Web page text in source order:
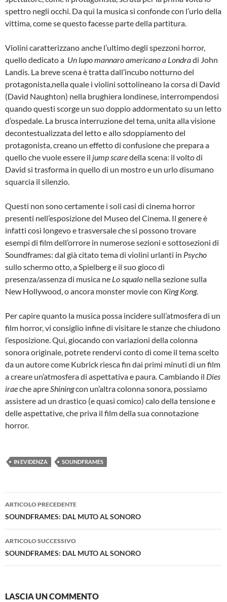
spettro negli occhi. Da qui la musica si confonde con l’urlo della
vittima, come se questo facesse parte della partitura.
Violini caratterizzano anche l’ultimo degli spezzoni horror,
quello dedicato a Un lupo mannaro americano a Londradi John
Landis. La breve scena è tratta dall’incubo notturno del
protagonista,nella quale i violini sottolineano la corsa di David
(David Naughton) nella brughiera londinese, interrompendosi
quando questi scorge un suo doppio addormentato su un letto
d’ospedale. La brusca interruzione del tema, unita alla visione
decontestualizzata del letto e allo sdoppiamento del
protagonista, creano un effetto di confusione che prepara a
quello che vuole essere il jump scaredella scena: il volto di
David si trasforma in quello di un mostro e un urlo disumano
squarcia il silenzio.
Questi non sono certamente i soli casi di cinema horror
presenti nell’esposizione del Museo del Cinema. Il genere è
infatti così longevo e trasversale che si possono trovare
esempi di film dell’orrore in numerose sezioni e sottosezioni di
Soundframes: dal già citato tema di violini urlanti in Psycho
sullo schermo otto, a Spielberg e il suo gioco di
presenza/assenza di musica ne Lo squalo nella sezione sulla
New Hollywood, o ancora monster movie con King Kong.
Per capire quanto la musica possa incidere sull’atmosfera di un
film horror, vi consiglio infine di visitare le stanze che chiudono
l’esposizione. Qui, giocando con variazioni della colonna
sonora originale, potrete rendervi conto di come il tema scelto
da un autore come Kubrick riesca fin dai primi minuti di un film
a creare un’atmosfera di aspettativa e paura. Cambiando il Dies
iraeche apre Shiningcon un’altra colonna sonora, possiamo
assistere ad un drastico (e quasi comico) calo della tensione e
delle aspettative, che priva il film della sua connotazione
horror.
IN EVIDENZA SOUNDFRAMES
Navigazione
articolo
ARTICOLO PRECEDENTE
SOUNDFRAMES: DAL MUTO AL SONORO
ARTICOLO SUCCESSIVO
SOUNDFRAMES: DAL MUTO AL SONORO
LASCIA UN COMMENTO